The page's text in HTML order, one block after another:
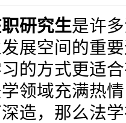
研究生是许
展空间的重
的方式更适
领域充满热
造，那么法